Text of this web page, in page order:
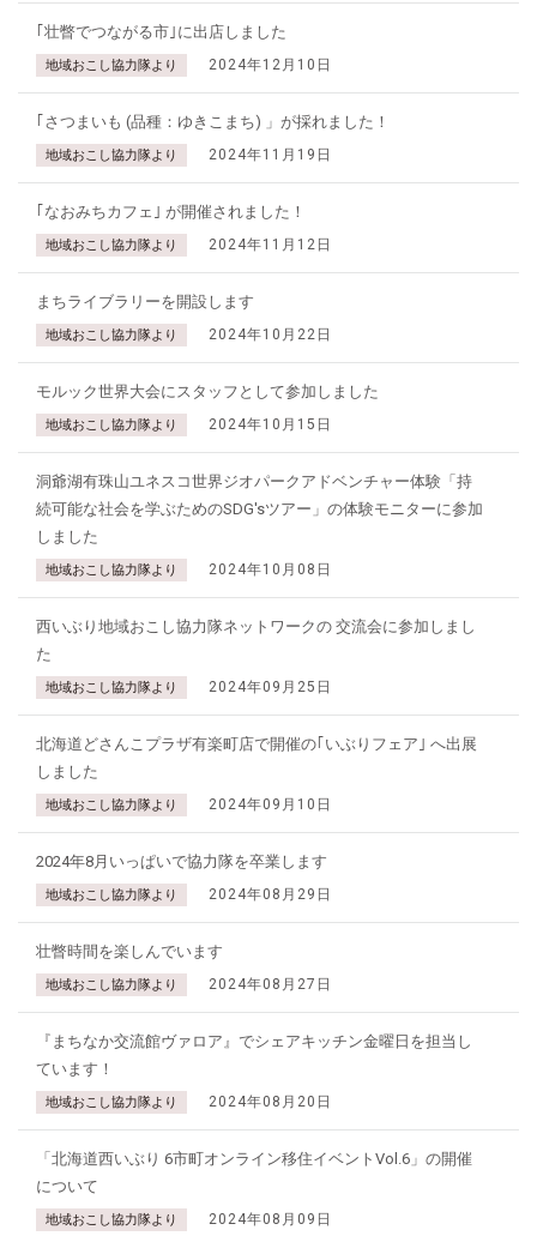
｢壮瞥でつながる市｣に出店しました
地域おこし協力隊より 2024年12月10日
｢さつまいも (品種：ゆきこまち) 」が採れました！
地域おこし協力隊より 2024年11月19日
｢なおみちカフェ｣ が開催されました！
地域おこし協力隊より 2024年11月12日
まちライブラリーを開設します
地域おこし協力隊より 2024年10月22日
モルック世界大会にスタッフとして参加しました
地域おこし協力隊より 2024年10月15日
洞爺湖有珠山ユネスコ世界ジオパークアドベンチャー体験「持
続可能な社会を学ぶためのSDG'sツアー」の体験モニターに参加
しました
地域おこし協力隊より 2024年10月08日
西いぶり地域おこし協力隊ネットワークの 交流会に参加しまし
た
地域おこし協力隊より 2024年09月25日
北海道どさんこプラザ有楽町店で開催の｢いぶりフェア｣ へ出展
しました
地域おこし協力隊より 2024年09月10日
2024年8月いっぱいで協力隊を卒業します
地域おこし協力隊より 2024年08月29日
壮瞥時間を楽しんでいます
地域おこし協力隊より 2024年08月27日
『まちなか交流館ヴァロア』でシェアキッチン金曜日を担当し
ています！
地域おこし協力隊より 2024年08月20日
「北海道西いぶり 6市町オンライン移住イベントVol.6」の開催
について
地域おこし協力隊より 2024年08月09日